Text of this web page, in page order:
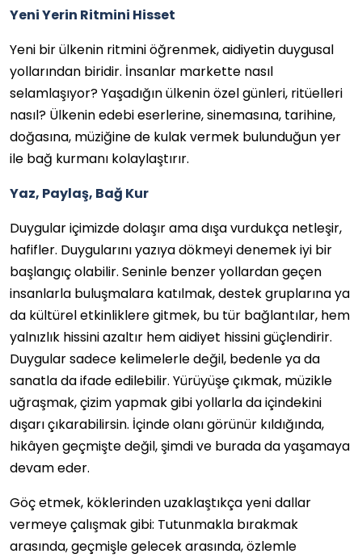
Yeni Yerin Ritmini Hisset
Yeni bir ülkenin ritmini öğrenmek, aidiyetin duygusal
yollarından biridir. İnsanlar markette nasıl
selamlaşıyor? Yaşadığın ülkenin özel günleri, ritüelleri
nasıl? Ülkenin edebi eserlerine, sinemasına, tarihine,
doğasına, müziğine de kulak vermek bulunduğun yer
ile bağ kurmanı kolaylaştırır.
Yaz, Paylaş, Bağ Kur
Duygular içimizde dolaşır ama dışa vurdukça netleşir,
hafifler. Duygularını yazıya dökmeyi denemek iyi bir
başlangıç olabilir. Seninle benzer yollardan geçen
insanlarla buluşmalara katılmak, destek gruplarına ya
da kültürel etkinliklere gitmek, bu tür bağlantılar, hem
yalnızlık hissini azaltır hem aidiyet hissini güçlendirir.
Duygular sadece kelimelerle değil, bedenle ya da
sanatla da ifade edilebilir. Yürüyüşe çıkmak, müzikle
uğraşmak, çizim yapmak gibi yollarla da içindekini
dışarı çıkarabilirsin. İçinde olanı görünür kıldığında,
hikâyen geçmişte değil, şimdi ve burada da yaşamaya
devam eder.
Göç etmek, köklerinden uzaklaştıkça yeni dallar
vermeye çalışmak gibi: Tutunmakla bırakmak
arasında, geçmişle gelecek arasında, özlemle